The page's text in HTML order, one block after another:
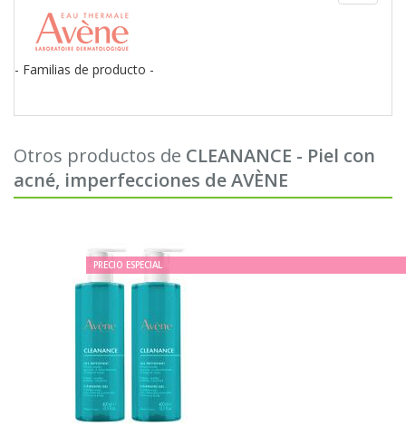
- Familias de producto -
Otros productos de CLEANANCE - Piel con
acné, imperfecciones de AVÈNE
PRECIO ESPECIAL